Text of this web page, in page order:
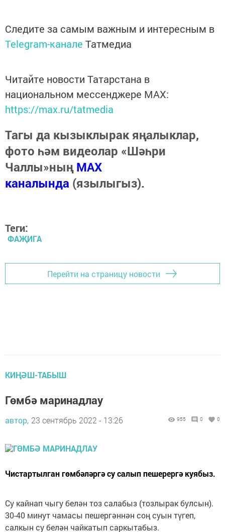
Следите за самым важным и интересным в
Telegram-канале Татмедиа
Читайте новости Татарстана в
национальном мессенджере MАХ:
https://max.ru/tatmedia
Тагы да кызыклырак яңалыклар,
фото һәм видеолар «Шәһри
Чаллы»ныңMAX
каналында (язылыгыз).
Теги:
ФАҖИГА
Перейти на страницу новости
КИҢӘШ-ТАБЫШ
Гөмбә маринадлау
автор, 23 сентябрь 2022 - 13:26 955 0 0
Чистартылган гөмбәләргә су салып пешерергә куябыз.
Су кайнап чыгу белән тоз салабыз (тозлырак булсын).
30-40 минут чамасы пешергәннән соң суын түгеп,
салкын су белән чайкатып саркытабыз.